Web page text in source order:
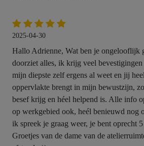
2025-04-30
Hallo Adrienne, Wat ben je ongelooflijk
doorziet alles, ik krijg veel
mijn diepste zelf ergens al weet en jij
oppervlakte brengt in mijn bewustzijn,
besef krijg en héel helpend is. Alle info
op werkgebied ook, heél benieuwd nog
ik spreek je graag weer, je bent oprecht
Groetjes van de dame van de